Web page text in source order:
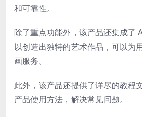
和可靠性。
除了重点功能外，该产品还集成了
以创造出独特的艺术作品，可以为
画服务。
此外，该产品还提供了详尽的教程
产品使用方法，解决常见问题。